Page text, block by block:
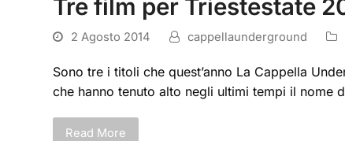
Tre film per Triestestate
2 Agosto 2014 cappellaunderground
Sono tre i titoli che quest’anno La Cappella
che hanno tenuto alto negli ultimi tempi il nome
Read More